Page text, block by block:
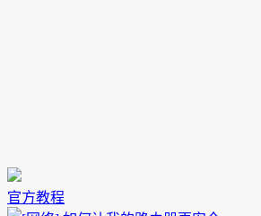
官方教程